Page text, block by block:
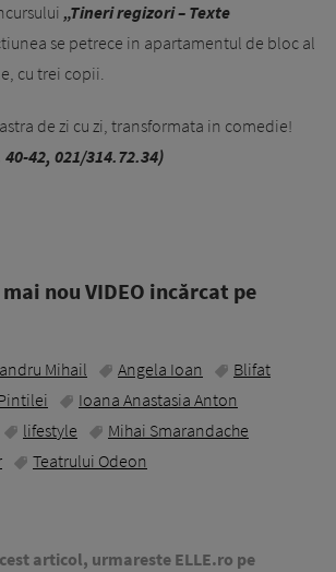
„Tineri regizori – Texte
se petrece in apartamentul de bloc al
cu trei copii.
de zi cu zi, transformata in comedie!
42, 021/314.72.34)
nou VIDEO incărcat pe
Mihail Angela Ioan
Blifat
Ioana Anastasia Anton
lifestyle
Mihai Smarandache
Teatrului Odeon
articol, urmareste ELLE.ro pe